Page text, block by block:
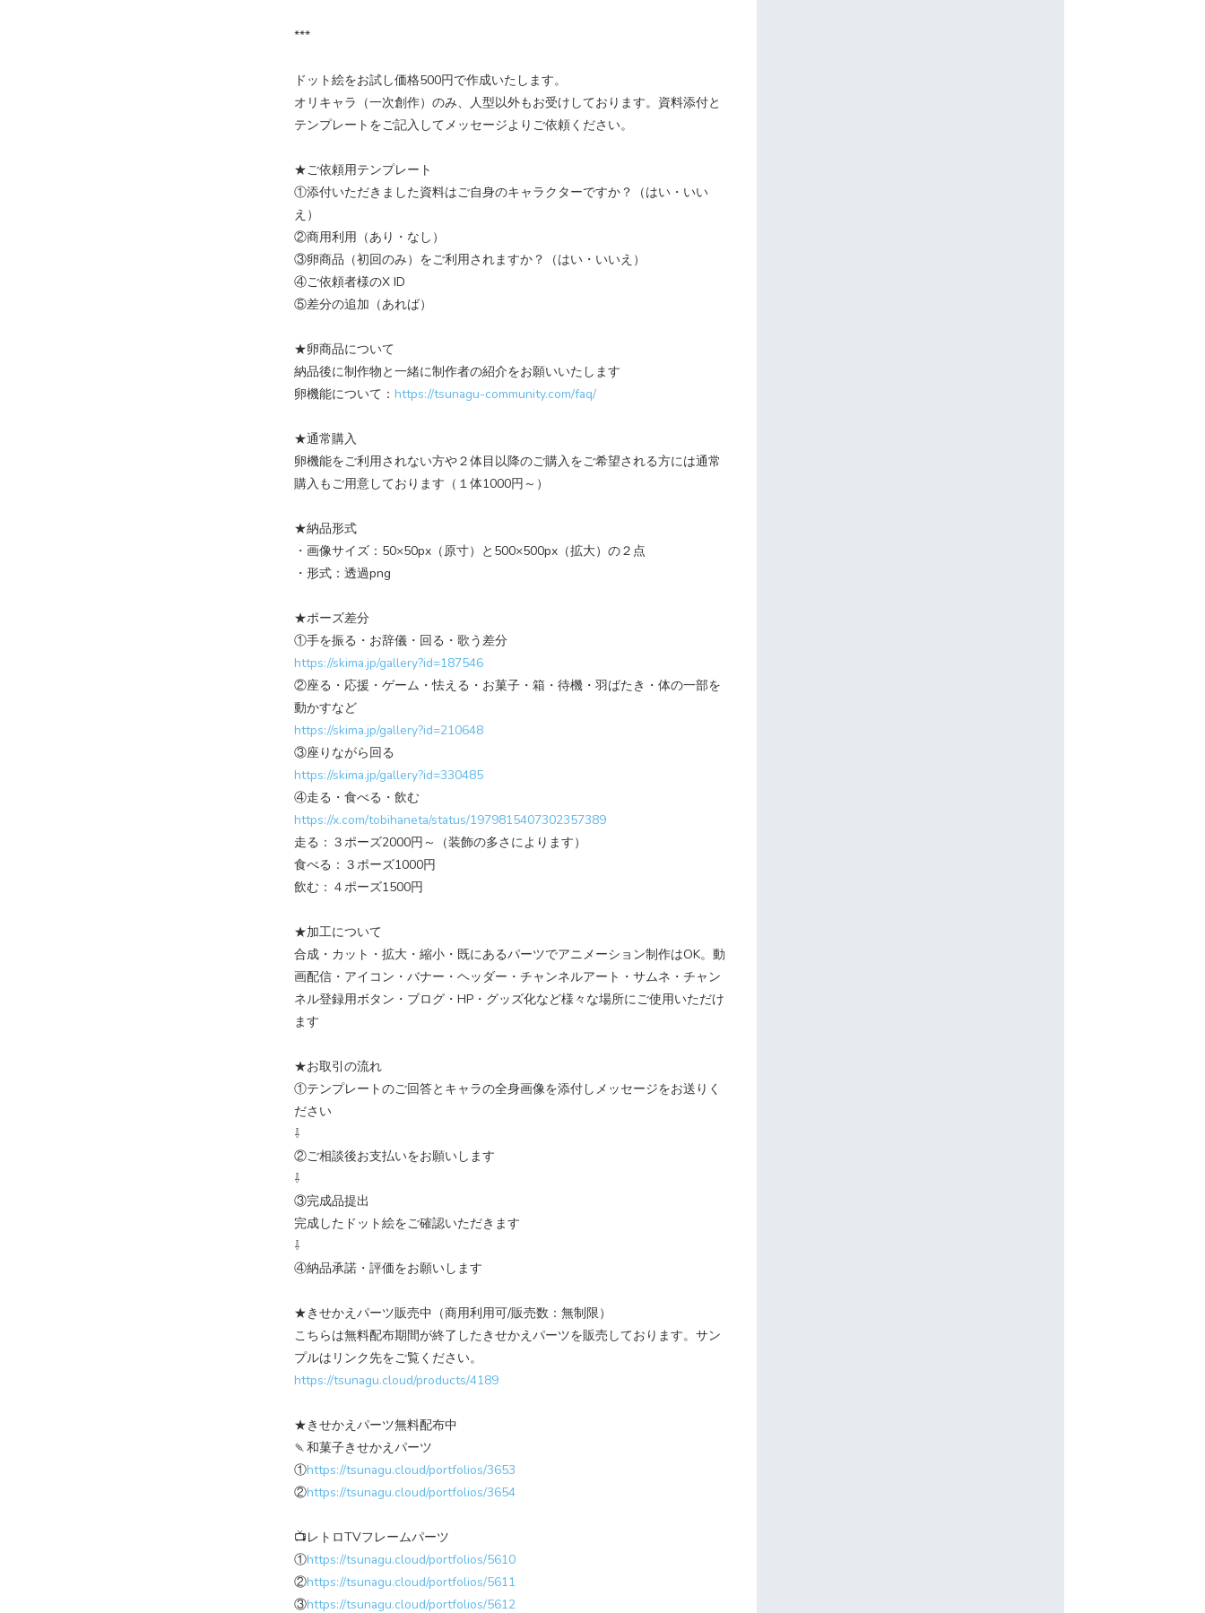
***
ドット絵をお試し価格500円で作成いたします。
オリキャラ（一次創作）のみ、人型以外もお受けしております。資料添付と
テンプレートをご記入してメッセージよりご依頼ください。
★ご依頼用テンプレート
①添付いただきました資料はご自身のキャラクターですか？（はい・いい
え）
②商用利用（あり・なし）
③卵商品（初回のみ）をご利用されますか？（はい・いいえ）
④ご依頼者様のX ID
⑤差分の追加（あれば）
★卵商品について
納品後に制作物と一緒に制作者の紹介をお願いいたします
卵機能について： https://tsunagu-community.com/faq/
★通常購入
卵機能をご利用されない方や２体目以降のご購入をご希望される方には通常
購入もご用意しております（１体1000円～）
★納品形式
・画像サイズ：50×50px（原寸）と500×500px（拡大）の２点
・形式：透過png
★ポーズ差分
①手を振る・お辞儀・回る・歌う差分
https://skima.jp/gallery?id=187546
②座る・応援・ゲーム・怯える・お菓子・箱・待機・羽ばたき・体の一部を
動かすなど
https://skima.jp/gallery?id=210648
③座りながら回る
https://skima.jp/gallery?id=330485
④走る・食べる・飲む
https://x.com/tobihaneta/status/1979815407302357389
走る：３ポーズ2000円～（装飾の多さによります）
食べる：３ポーズ1000円
飲む：４ポーズ1500円
★加工について
合成・カット・拡大・縮小・既にあるパーツでアニメーション制作はOK。動
画配信・アイコン・バナー・ヘッダー・チャンネルアート・サムネ・チャン
ネル登録用ボタン・ブログ・HP・グッズ化など様々な場所にご使用いただけ
ます
★お取引の流れ
①テンプレートのご回答とキャラの全身画像を添付しメッセージをお送りく
ださい
⇩
②ご相談後お支払いをお願いします
⇩
③完成品提出
完成したドット絵をご確認いただきます
⇩
④納品承諾・評価をお願いします
★きせかえパーツ販売中（商用利用可/販売数：無制限）
こちらは無料配布期間が終了したきせかえパーツを販売しております。サン
プルはリンク先をご覧ください。
https://tsunagu.cloud/products/4189
★きせかえパーツ無料配布中
🍡和菓子きせかえパーツ
①https://tsunagu.cloud/portfolios/3653
②https://tsunagu.cloud/portfolios/3654
📺レトロTVフレームパーツ
①https://tsunagu.cloud/portfolios/5610
②https://tsunagu.cloud/portfolios/5611
③https://tsunagu.cloud/portfolios/5612